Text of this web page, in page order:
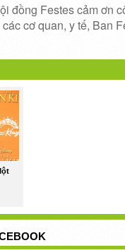
đồng Festes cảm ơn
cơ quan, y tế, Ban